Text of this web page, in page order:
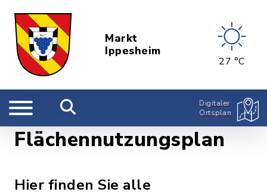
Markt
Ippesheim
27 °C
Digitaler
Ortsplan
Flächennutzungsplan
Hier finden Sie alle